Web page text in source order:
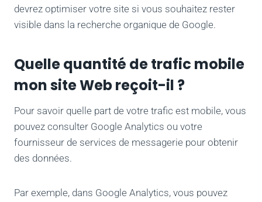
devrez optimiser votre site si vous souhaitez rester
visible dans la recherche organique de Google.
Quelle quantité de trafic mobile
mon site Web reçoit-il ?
Pour savoir quelle part de votre trafic est mobile, vous
pouvez consulter Google Analytics ou votre
fournisseur de services de messagerie pour obtenir
des données.
Par exemple, dans Google Analytics, vous pouvez